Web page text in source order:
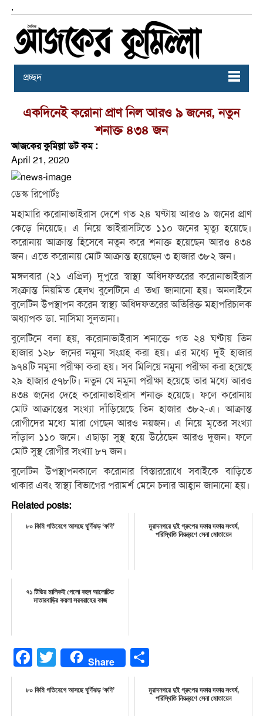
,
প্রচ্ছদ
একদিনেই করোনা প্রাণ নিল আরও ৯ জনের, নতুন
শনাক্ত ৪৩৪ জন
আজকের কুমিল্লা ডট কম :
April 21, 2020
ডেস্ক রিপোর্টঃ
মহামারি করোনাভাইরাস দেশে গত ২৪ ঘণ্টায় আরও ৯ জনের প্রাণ
কেড়ে নিয়েছে। এ নিয়ে ভাইরাসটিতে ১১০ জনের মৃত্যু হয়েছে।
করোনায় আক্রান্ত হিসেবে নতুন করে শনাক্ত হয়েছেন আরও ৪৩৪
জন। এতে করোনায় মোট আক্রান্ত হয়েছেন ৩ হাজার ৩৮২ জন।
মঙ্গলবার (২১ এপ্রিল) দুপুরে স্বাস্থ্য অধিদফতরের করোনাভাইরাস
সংক্রান্ত নিয়মিত হেলথ বুলেটিনে এ তথ্য জানানো হয়। অনলাইনে
বুলেটিন উপস্থাপন করেন স্বাস্থ্য অধিদফতরের অতিরিক্ত মহাপরিচালক
অধ্যাপক ডা. নাসিমা সুলতানা।
বুলেটিনে বলা হয়, করোনাভাইরাস শনাক্তে গত ২৪ ঘণ্টায় তিন
হাজার ১২৮ জনের নমুনা সংগ্রহ করা হয়। এর মধ্যে দুই হাজার
৯৭৪টি নমুনা পরীক্ষা করা হয়। সব মিলিয়ে নমুনা পরীক্ষা করা হয়েছে
২৯ হাজার ৫৭৮টি। নতুন যে নমুনা পরীক্ষা হয়েছে তার মধ্যে আরও
৪৩৪ জনের দেহে করোনাভাইরাস শনাক্ত হয়েছে। ফলে করোনায়
মোট আক্রান্তের সংখ্যা দাঁড়িয়েছে তিন হাজার ৩৮২-এ। আক্রান্ত
রোগীদের মধ্যে মারা গেছেন আরও নয়জন। এ নিয়ে মৃতের সংখ্যা
দাঁড়াল ১১০ জনে। এছাড়া সুস্থ হয়ে উঠেছেন আরও দুজন। ফলে
মোট সুস্থ রোগীর সংখ্যা ৮৭ জন।
বুলেটিন উপস্থাপনকালে করোনার বিস্তাররোধে সবাইকে বাড়িতে
থাকার এবং স্বাস্থ্য বিভাগের পরামর্শ মেনে চলার আহ্বান জানানো হয়।
Related posts:
৮০ কিমি গতিবেগে আসছে ঘূর্ণিঝড় ‘ফণি’
মুরাদনগরে দুই গ্রুপের দফায় দফায় সংঘর্ষ,
পরিস্থিতি নিয়ন্ত্রণে সেনা মোতায়েন
৭১ টিভির মালিকই পেলো বহুল আলোচিত
মাতারবাড়ির কয়লা সরবরাহের কাজ
Facebook
Twitter Share
৮০ কিমি গতিবেগে আসছে ঘূর্ণিঝড় ‘ফণি’
মুরাদনগরে দুই গ্রুপের দফায় দফায় সংঘর্ষ,
পরিস্থিতি নিয়ন্ত্রণে সেনা মোতায়েন